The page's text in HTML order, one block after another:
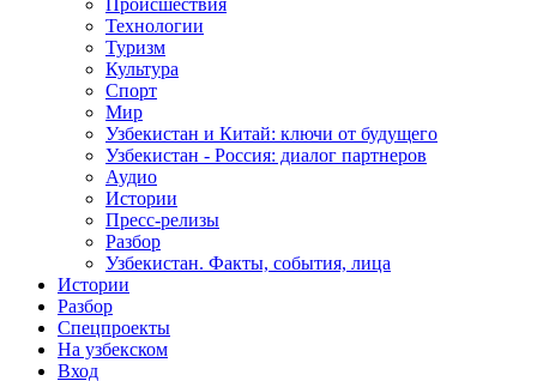
Происшествия
Технологии
Туризм
Культура
Спорт
Мир
Узбекистан и Китай: ключи от будущего
Узбекистан - Россия: диалог партнеров
Аудио
Истории
Пресс-релизы
Разбор
Узбекистан. Факты, события, лица
Истории
Разбор
Спецпроекты
На узбекском
Вход